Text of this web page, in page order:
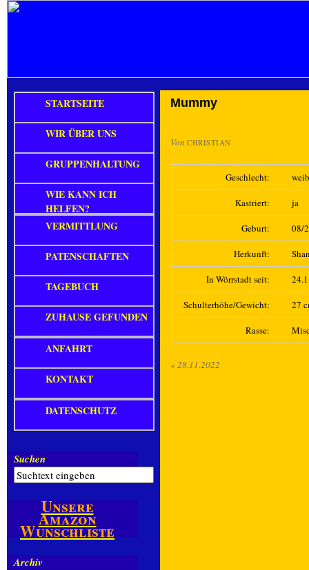
Mummy
Von CHRISTIAN
Geschlecht:
Kastriert: ja
Geburt: 08/
Herkunft:
In Wörrstadt seit:
Schulterhöhe/Gewicht: 27
Rasse:
« 28.11.2022
STARTSEITE
WIR ÜBER UNS
GRUPPENHALTUNG
WIE KANN ICH
HELFEN?
VERMITTLUNG
PATENSCHAFTEN
TAGEBUCH
ZUHAUSE GEFUNDEN
ANFAHRT
KONTAKT
DATENSCHUTZ
Suchen
Unsere
Amazon
Wunschliste
Archiv